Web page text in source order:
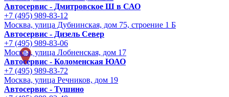
Автосервис - Дмитровское Ш в САО
+7 (495) 989-83-12
Москва, улица Дубнинская, дом 75, строение 1 Б
Автосервис - Дизель Север
+7 (495) 989-83-06
Москва, улица Лобненская, дом 17
Автосервис - Коломенская ЮАО
+7 (495) 989-83-72
Москва, улица Речников, дом 19
Автосервис - Тушино